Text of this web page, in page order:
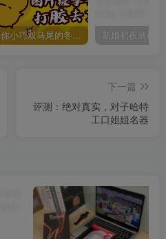
迷你小巧双马尾的冬爱琴音写真分享，虎牙妹妹YYDS!
下一篇
评测：绝对真实，对子哈特
工口姐姐名器